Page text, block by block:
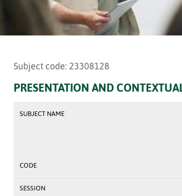
Subject code: 23308128
PRESENTATION AND
SUBJECT NAME
CODE
SESSION